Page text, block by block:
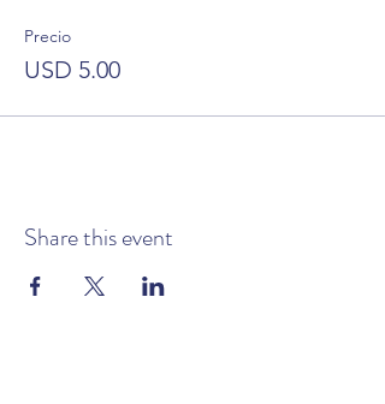
Precio
USD 5.00
Share this event